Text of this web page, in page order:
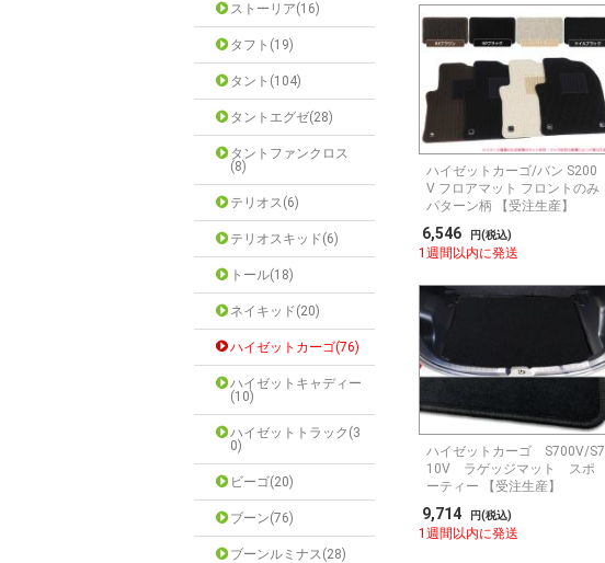
ストーリア(16)
タフト(19)
タント(104)
タントエグゼ(28)
タントファンクロス
(8)
テリオス(6)
テリオスキッド(6)
トール(18)
ネイキッド(20)
ハイゼットカーゴ(76)
ハイゼットキャディー
(10)
ハイゼットトラック(3
0)
ビーゴ(20)
ブーン(76)
ブーンルミナス(28)
ハイゼットカーゴ/バン S200
V フロアマット フロントのみ
パターン柄 【受注生産】
6,546 円(税込)
1週間以内に発送
ハイゼットカーゴ S700V/S7
10V ラゲッジマット スポ
ーティー 【受注生産】
9,714 円(税込)
1週間以内に発送